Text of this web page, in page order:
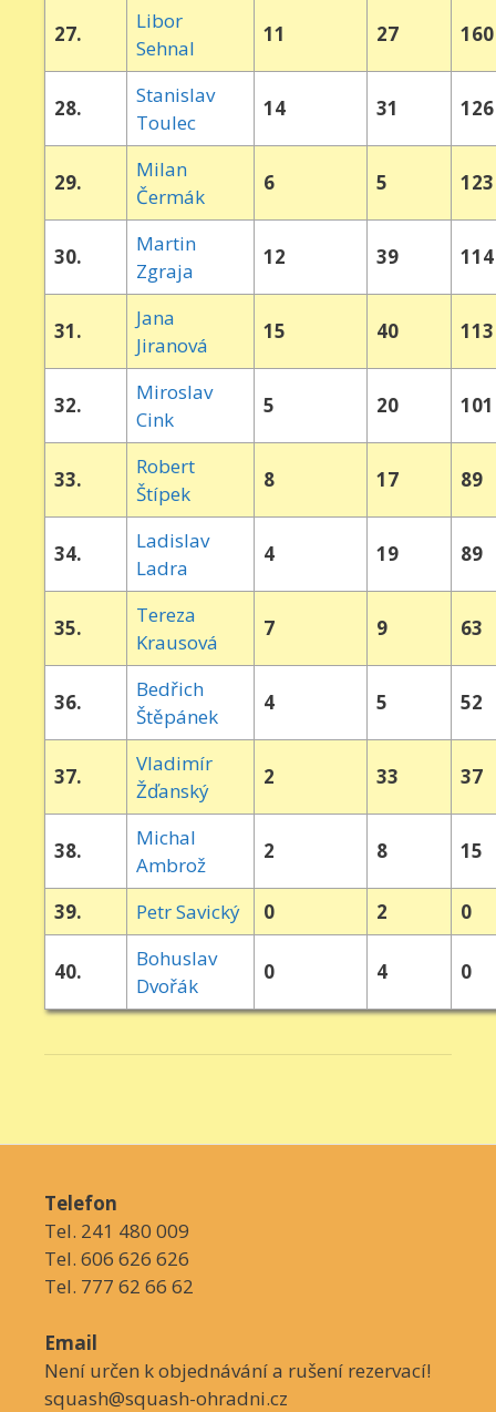
27.
Libor
Sehnal
11 27 160
28.
Stanislav
Toulec
14 31 126
29.
Milan
Čermák
6 5 123
30.
Martin
Zgraja
12 39 114
31.
Jana
Jiranová
15 40 113
32.
Miroslav
Cink
5 20 101
33.
Robert
Štípek
8 17 89
34.
Ladislav
Ladra
4 19 89
35.
Tereza
Krausová
7 9 63
36.
Bedřich
Štěpánek
4 5 52
37.
Vladimír
Žďanský
2 33 37
38.
Michal
Ambrož
2 8 15
39. Petr Savický 0 2 0
40.
Bohuslav
Dvořák
0 4 0
Telefon
Tel. 241 480 009
Tel. 606 626 626
Tel. 777 62 66 62
Email
Není určen k objednávání a rušení rezervací!
squash@squash-ohradni.cz